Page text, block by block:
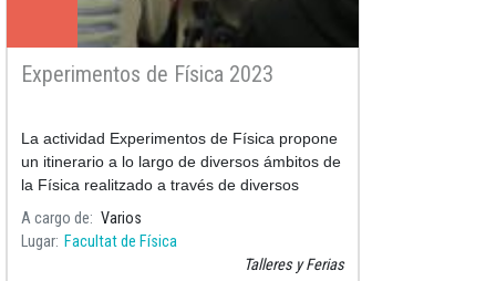
Experimentos de Física 2023
La actividad Experimentos de Física propone
un itinerario a lo largo de diversos ámbitos de
la Física realitzado a través de diversos
experimentos presentados per professores-
monitores de la F
A cargo de
Varios
Lugar Facultat de Física
Talleres y Ferias